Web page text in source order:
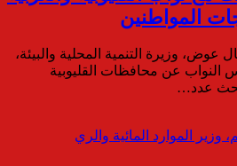
المواطنين
عوض، وزيرة التنمية المحلية والبيئة،
عن محافظات القليوبية
عدد…